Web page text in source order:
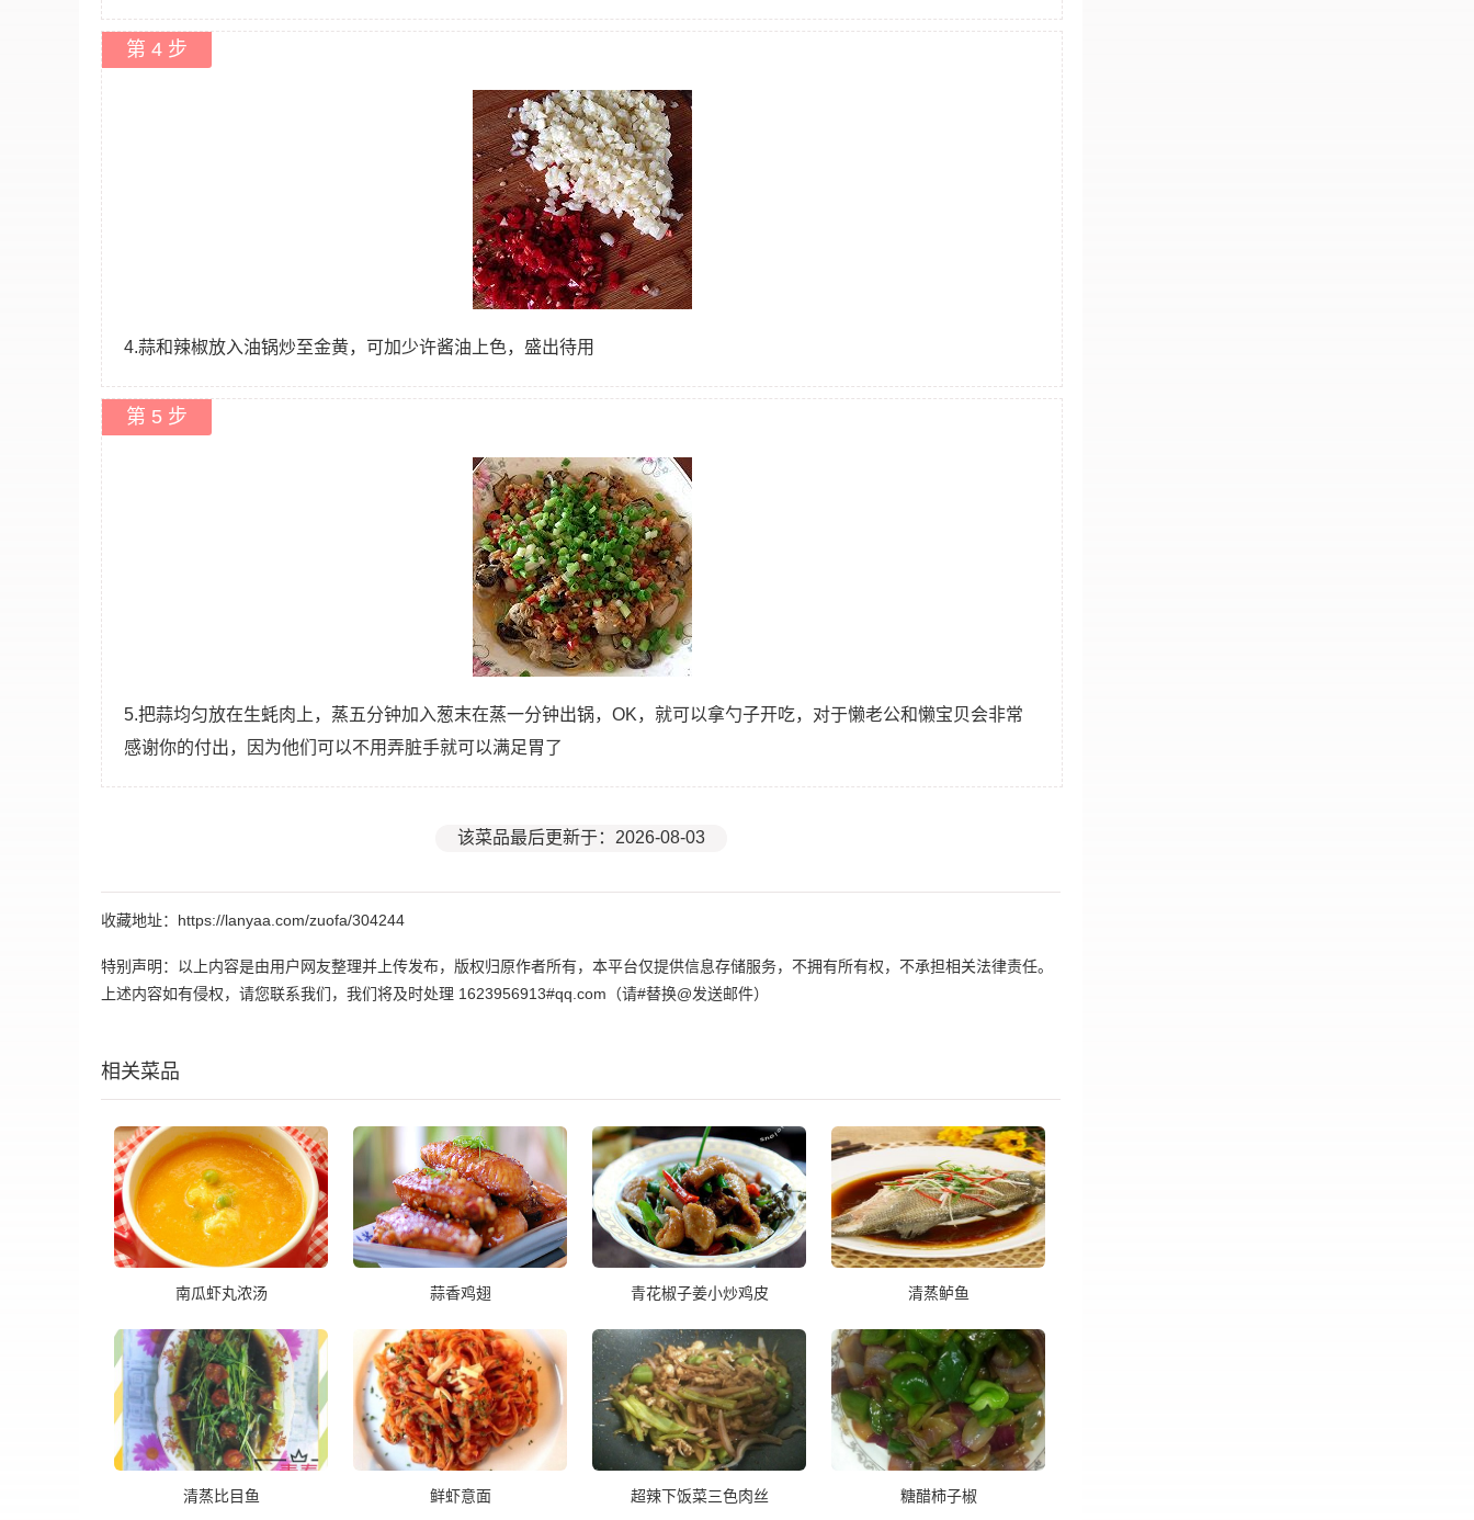
第 4 步
4.蒜和辣椒放入油锅炒至金黄，可加少许酱油上色，盛出待用
第 5 步
5.把蒜均匀放在生蚝肉上，蒸五分钟加入葱末在蒸一分钟出锅，OK，就可以拿勺子开吃，对于懒老公和懒宝贝会非常
感谢你的付出，因为他们可以不用弄脏手就可以满足胃了
该菜品最后更新于：2026-08-03
收藏地址：https://lanyaa.com/zuofa/304244
特别声明：以上内容是由用户网友整理并上传发布，版权归原作者所有，本平台仅提供信息存储服务，不拥有所有权，不承担相关法律责任。
上述内容如有侵权，请您联系我们，我们将及时处理 1623956913#qq.com（请#替换@发送邮件）
相关菜品
南瓜虾丸浓汤 蒜香鸡翅 青花椒子姜小炒鸡皮 清蒸鲈鱼
清蒸比目鱼 鲜虾意面 超辣下饭菜三色肉丝 糖醋柿子椒